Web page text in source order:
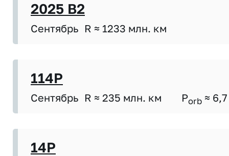
2025 B2
Сентябрь R ≈ 1233 млн. км
114P
Сентябрь R ≈ 235 млн. км Porb ≈ 6,7
14P